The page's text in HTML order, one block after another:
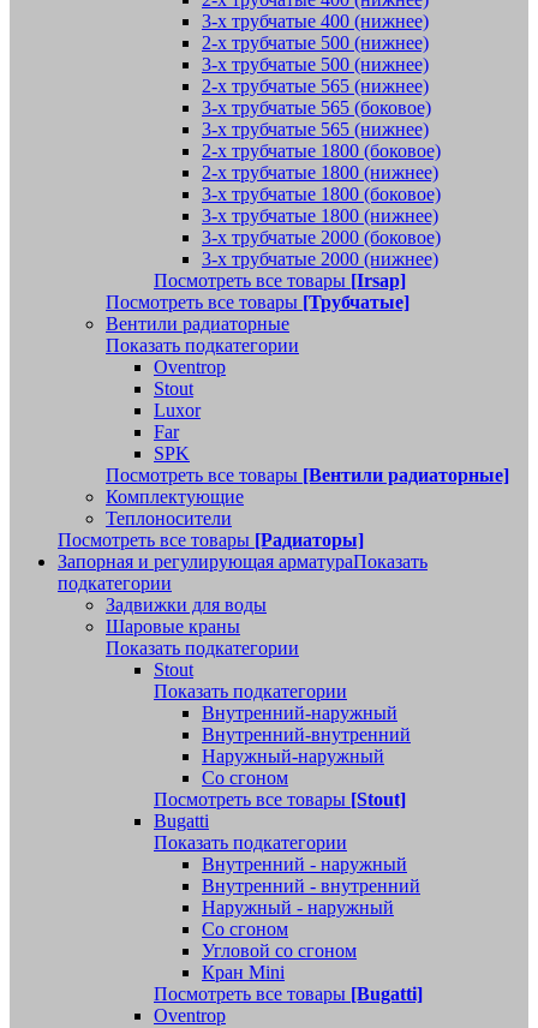
3-х трубчатые 400 (нижнее)
2-х трубчатые 500 (нижнее)
3-х трубчатые 500 (нижнее)
2-х трубчатые 565 (нижнее)
3-х трубчатые 565 (боковое)
3-х трубчатые 565 (нижнее)
2-х трубчатые 1800 (боковое)
2-х трубчатые 1800 (нижнее)
3-х трубчатые 1800 (боковое)
3-х трубчатые 1800 (нижнее)
3-х трубчатые 2000 (боковое)
3-х трубчатые 2000 (нижнее)
Посмотреть все товары [Irsap]
Посмотреть все товары [Трубчатые]
Вентили радиаторные
Показать подкатегории
Oventrop
Stout
Luxor
Far
SPK
Посмотреть все товары [Вентили радиаторные]
Комплектующие
Теплоносители
Посмотреть все товары [Радиаторы]
Запорная и регулирующая арматураПоказать
подкатегории
Задвижки для воды
Шаровые краны
Показать подкатегории
Stout
Показать подкатегории
Внутренний-наружный
Внутренний-внутренний
Наружный-наружный
Со сгоном
Посмотреть все товары [Stout]
Bugatti
Показать подкатегории
Внутренний - наружный
Внутренний - внутренний
Наружный - наружный
Со сгоном
Угловой со сгоном
Кран Mini
Посмотреть все товары [Bugatti]
Oventrop